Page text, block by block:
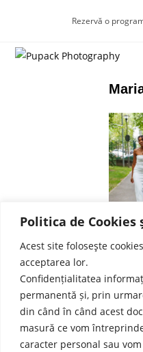
Politica de Cookies
Acest site foloseşte
acceptarea lor.
Confidențialitatea
permanentă și, prin
din când în când acest
masură ce vom
caracter personal sau
Rezervă o
Copyright © 2023 - Pupack